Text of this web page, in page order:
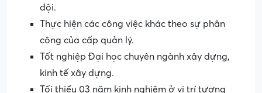
đội.
Thực hiện các công việc khác theo sự phân
công của cấp quản lý.
Tốt nghiệp Đại học chuyên ngành xây dựng,
kinh tế xây dựng.
Tối thiểu 03 năm kinh nghiệm ở vị trí tương